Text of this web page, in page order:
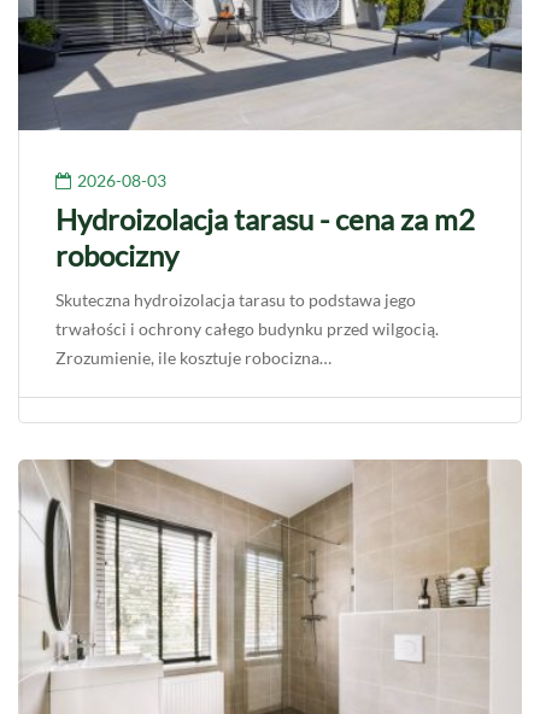
2026-08-03
Hydroizolacja tarasu - cena za m2
robocizny
Skuteczna hydroizolacja tarasu to podstawa jego
trwałości i ochrony całego budynku przed wilgocią.
Zrozumienie, ile kosztuje robocizna…